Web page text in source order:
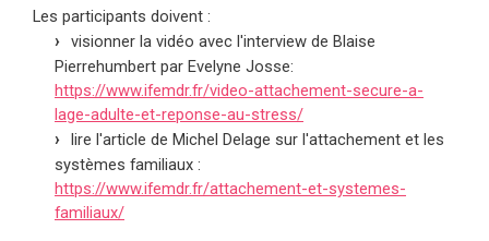
Les participants doivent :
visionner la vidéo avec l'interview de Blaise
Pierrehumbert par Evelyne Josse:
https://www.ifemdr.fr/video-attachement-secure-a-
lage-adulte-et-reponse-au-stress/
lire l'article de Michel Delage sur l'attachement et les
systèmes familiaux :
https://www.ifemdr.fr/attachement-et-systemes-
familiaux/